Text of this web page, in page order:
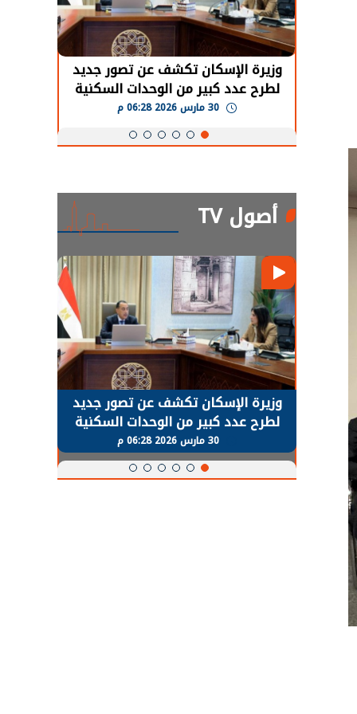
وزيرة الإسكان تكشف عن تصور جديد
لطرح عدد كبير من الوحدات السكنية
بنظام الإيجار
أصول TV
وزيرة الإسكان تكشف عن تصور جديد
لطرح عدد كبير من الوحدات السكنية
بنظام الإيجار